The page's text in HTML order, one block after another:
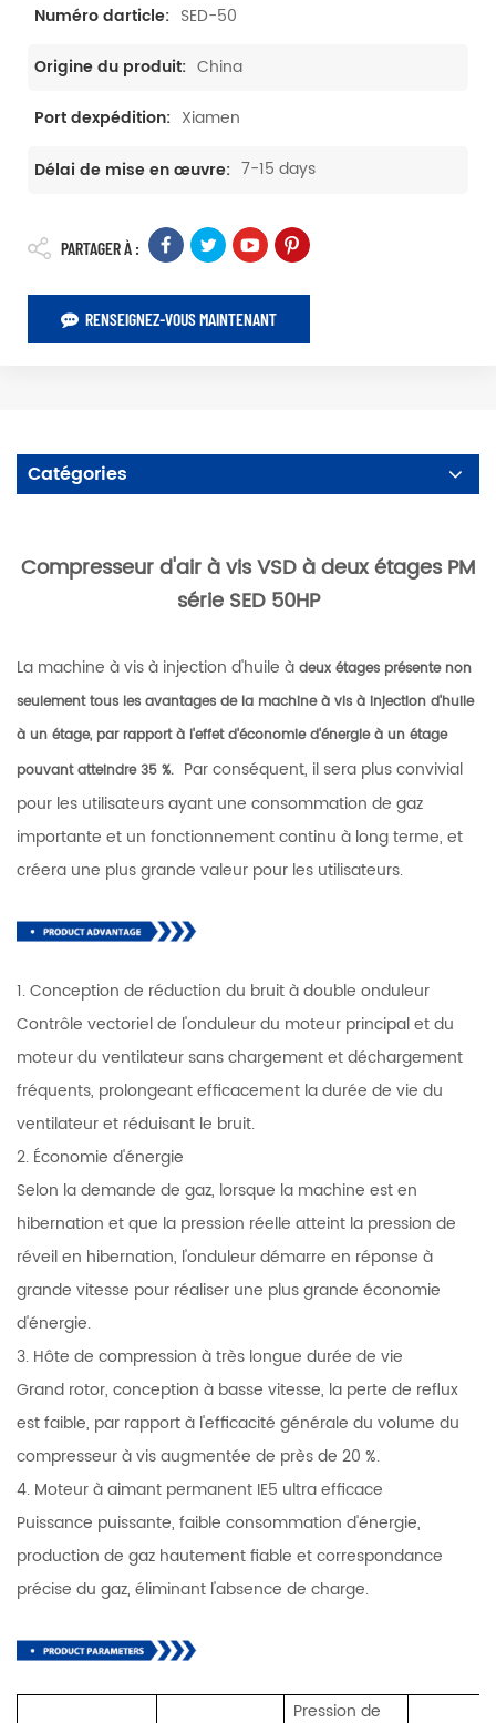
Numéro darticle: SED-50
Origine du produit: China
Port dexpédition: Xiamen
Délai de mise en œuvre: 7-15 days
PARTAGER À :
RENSEIGNEZ-VOUS MAINTENANT
Catégories
Compresseur d'air à vis VSD à deux étages PM
série SED 50HP
La machine à vis à injection d'huile à deux étages présente non
seulement tous les avantages de la machine à vis à injection d'huile
à un étage, par rapport à l'effet d'économie d'énergie à un étage
pouvant atteindre 35 %. Par conséquent, il sera plus convivial
pour les utilisateurs ayant une consommation de gaz
importante et un fonctionnement continu à long terme, et
créera une plus grande valeur pour les utilisateurs.
1. Conception de réduction du bruit à double onduleur
Contrôle vectoriel de l'onduleur du moteur principal et du
moteur du ventilateur sans chargement et déchargement
fréquents, prolongeant efficacement la durée de vie du
ventilateur et réduisant le bruit.
2. Économie d'énergie
Selon la demande de gaz, lorsque la machine est en
hibernation et que la pression réelle atteint la pression de
réveil en hibernation, l'onduleur démarre en réponse à
grande vitesse pour réaliser une plus grande économie
d'énergie.
3. Hôte de compression à très longue durée de vie
Grand rotor, conception à basse vitesse, la perte de reflux
est faible, par rapport à l'efficacité générale du volume du
compresseur à vis augmentée de près de 20 %.
4. Moteur à aimant permanent IE5 ultra efficace
Puissance puissante, faible consommation d'énergie,
production de gaz hautement fiable et correspondance
précise du gaz, éliminant l'absence de charge.
Pression de